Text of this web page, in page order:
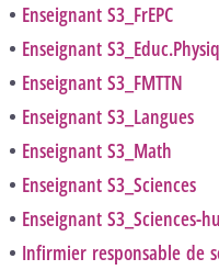
Enseignant S3_FrEPC
Enseignant
Enseignant S3_FMTTN
Enseignant S3_Langues
Enseignant S3_Math
Enseignant S3_Sciences
Enseignant S3_Sciences-
Infirmier responsable de